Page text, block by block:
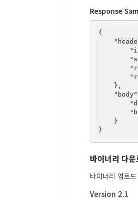
Response
{
    },
"body"
    }
바이너리 다
바이너리 업로
Version 2.1